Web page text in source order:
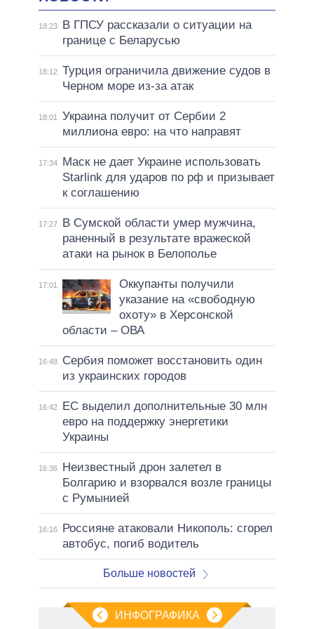
18:23
В ГПСУ рассказали о ситуации на
границе с Беларусью
18:12 Турция ограничила движение судов в
Черном море из-за атак
18:01
Украина получит от Сербии 2
миллиона евро: на что направят
17:34
Маск не дает Украине использовать
Starlink для ударов по рф и призывает
к соглашению
17:27
В Сумской области умер мужчина,
раненный в результате вражеской
атаки на рынок в Белополье
17:01
Оккупанты получили
указание на «свободную
охоту» в Херсонской
области – ОВА
16:48
Сербия поможет восстановить один
из украинских городов
16:42
ЕС выделил дополнительные 30 млн
евро на поддержку энергетики
Украины
16:36
Неизвестный дрон залетел в
Болгарию и взорвался возле границы
с Румынией
16:16
Россияне атаковали Никополь: сгорел
автобус, погиб водитель
Больше новостей
ИНФОГРАФИКА